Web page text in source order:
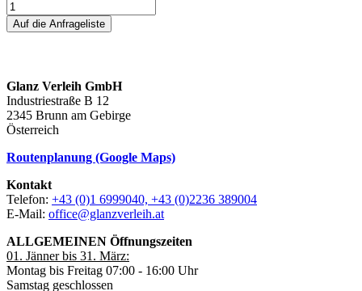
Auf die Anfrageliste
Glanz Verleih GmbH
Industriestraße B 12
2345 Brunn am Gebirge
Österreich
Routenplanung (Google Maps)
Kontakt
Telefon: +43 (0)1 6999040, +43 (0)2236 389004
E-Mail: office@glanzverleih.at
ALLGEMEINEN Öffnungszeiten
01. Jänner bis 31. März:
Montag bis Freitag 07:00 - 16:00 Uhr
Samstag geschlossen